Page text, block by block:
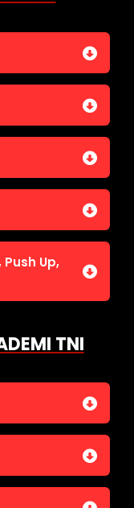
Kepolisian)
Up,
TNI